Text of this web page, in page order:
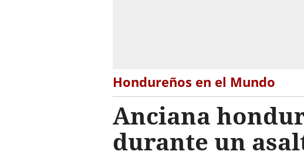
Hondureños en el Mundo
Anciana
durante un